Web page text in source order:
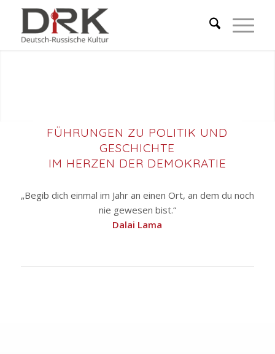
FÜHRUNGEN ZU POLITIK UND
GESCHICHTE
IM HERZEN DER DEMOKRATIE
„Begib dich einmal im Jahr an einen Ort, an dem du noch
nie gewesen bist.“
Dalai Lama